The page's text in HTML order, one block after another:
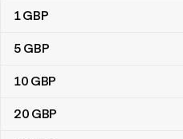
Tabella di conversione da
1GBP
5 GBP
10 GBP
20 GBP